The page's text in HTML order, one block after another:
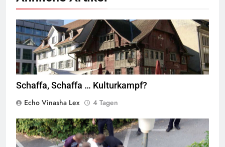
Rotes Haus, Dornbirn,Quelle© Böhringer FriedrichCC BY-SA 2.5
Wikimedia Commons
Schaffa, Schaffa … Kulturkampf?
Echo Vinasha Lex
4 Tagen
Jugendliche verlieren im öffentlichen Raum zunehmend ihre
Freiheiten,Quelle © Armin KübelbeckCC-BY-SA-3.0